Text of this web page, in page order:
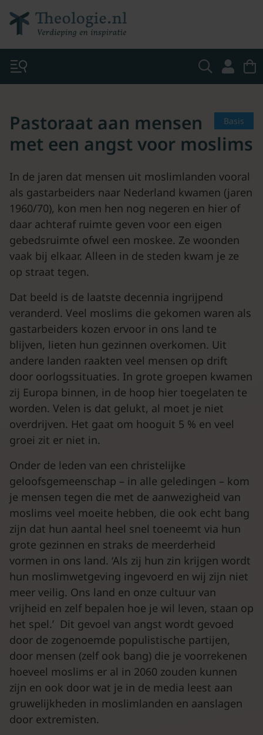
Basis
Pastoraat aan mensen
met een angst voor moslims
In de jaren dat mensen uit moslimlanden vooral
als gastarbeiders naar Nederland kwamen (jaren
1960/70), kon men hen nog negeren en hier of
daar achteraf ruimte geven voor een eigen
gebedsruimte ofwel een moskee. Ze woonden
vaak bij elkaar. Alleen in de steden kwam je ze
op straat tegen.
Dat beeld is de laatste decennia ingrijpend
veranderd. Veel moslims die gekomen waren als
gastarbeiders kozen ervoor in ons land te
blijven, lieten hun gezinnen overkomen. Uit
andere landen raakten veel mensen op drift
door oorlogssituaties. In grote groepen kwamen
zij Europa binnen, in de hoop hier toegelaten te
worden. Velen is dat gelukt, al moet je niet
overdrijven. Het gaat om hooguit 5 % en veel
groei zit er niet in.
Onder de leden van een christelijke
geloofsgemeenschap – in alle geledingen – kom
je mensen tegen die met de aanwezigheid van
moslims veel moeite hebben, die ook echt bang
zijn dat hun aantal heel snel toeneemt via hun
grote gezinnen en straks de meerderheid
vormen in ons land. ‘Als zij hun zin krijgen wordt
hun moslimwetgeving ingevoerd en wij zijn niet
meer veilig. Ons land en onze cultuur van
vrijheid en zelf bepalen hoe je wil leven, staan op
het spel.’ Dit gevoel van angst wordt gevoed
door de zogenoemde populistische partijen,
door mensen (zelf ook bang) die je voorrekenen
hoeveel moslims er al in 2060 zouden kunnen
zijn en ook door wat je in de media leest aan
gruwelijkheden in moslimlanden en aanslagen
door extremisten.